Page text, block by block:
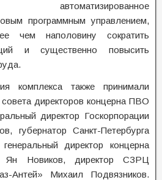
автоматизированное
программным управлением,
чем наполовину сократить
и существенно повысить
комплекса также принимали
директоров концерна ПВО
директор Госкорпорации
губернатор Санкт-Петербурга
директор концерна
Ян Новиков, директор СЗРЦ
Антей» Михаил Подвязников.